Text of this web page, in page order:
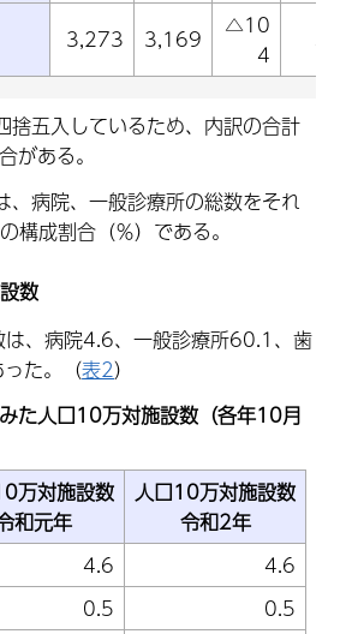
3,273 3,169
△10
4
捨五入しているため、内訳の合計
がある。
、病院、一般診療所の総数をそれ
構成割合（％）である。
数
、病院4.6、一般診療所60.1、歯
た。（表2）
た人口10万対施設数（各年10月
万対施設数
和元年
人口10万対施設数
令和2年
4.6
4.6
0.5
0.5